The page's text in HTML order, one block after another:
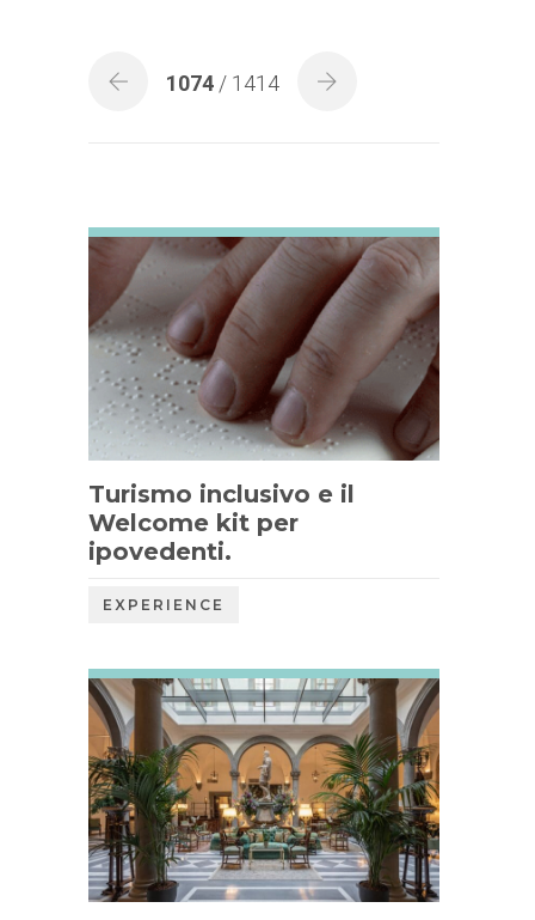
1074 / 1414
Turismo inclusivo e il
Welcome kit per
ipovedenti.
EXPERIENCE